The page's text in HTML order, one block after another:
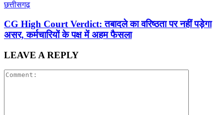
छत्तीसगढ़
CG High Court Verdict: तबादले का वरिष्ठता पर नहीं पड़ेगा
असर, कर्मचारियों के पक्ष में अहम फैसला
LEAVE A REPLY